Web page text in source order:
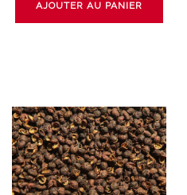
AJOUTER AU PANIER